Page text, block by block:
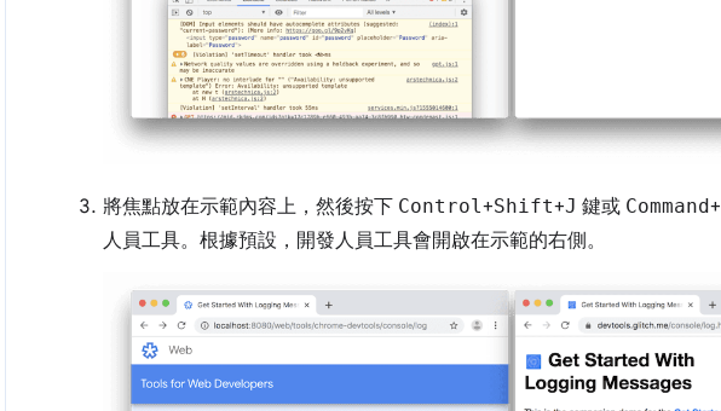
將焦點放在示範內容上，然後按下 Control+Shift+J 鍵或 Command+
人員工具。根據預設，開發人員工具會開啟在示範的右側。